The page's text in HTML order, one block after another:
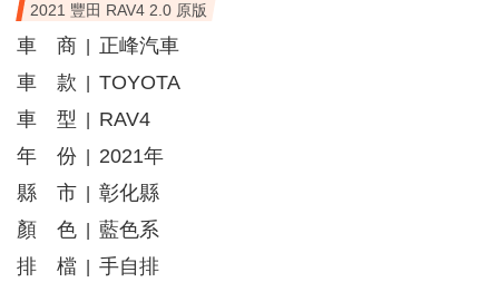
2021 豐田 RAV4 2.0 原版
車 商
正峰汽車
車 款
TOYOTA
車 型
RAV4
年 份
2021年
縣 市
彰化縣
顏 色
藍色系
排 檔
手自排